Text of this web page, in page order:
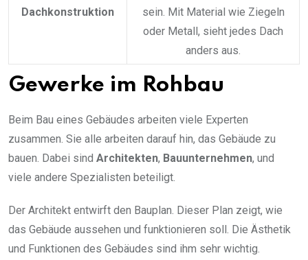
Dachkonstruktion
sein. Mit Material wie Ziegeln
oder Metall, sieht jedes Dach
anders aus.
Gewerke im Rohbau
Beim Bau eines Gebäudes arbeiten viele Experten
zusammen. Sie alle arbeiten darauf hin, das Gebäude zu
bauen. Dabei sind Architekten, Bauunternehmen, und
viele andere Spezialisten beteiligt.
Der Architekt entwirft den Bauplan. Dieser Plan zeigt, wie
das Gebäude aussehen und funktionieren soll. Die Ästhetik
und Funktionen des Gebäudes sind ihm sehr wichtig.